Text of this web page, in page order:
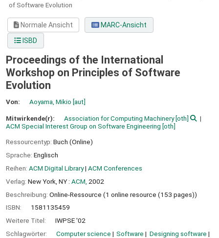
of Software Evolution
Normale Ansicht
MARC-Ansicht
ISBD
Proceedings of the International
Workshop on Principles of Software
Evolution
Von: Aoyama, Mikio [aut]
Mitwirkende(r): Association for Computing Machinery[oth]
ACM Special Interest Group on Software Engineering [oth]
Ressourcentyp: Buch (Online)
Sprache: Englisch
Reihen: ACM Digital Library| ACM Conferences
Verlag: New York, NY : ACM, 2002
Beschreibung: Online-Ressource (1 online resource (153 pages))
ISBN:
1581135459
Weitere Titel:
IWPSE '02
Schlagwörter:
Computer science Software
Designing software